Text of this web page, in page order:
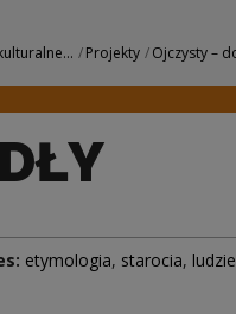
Projekty Ojczysty –
etymologia, starocia, ludzie